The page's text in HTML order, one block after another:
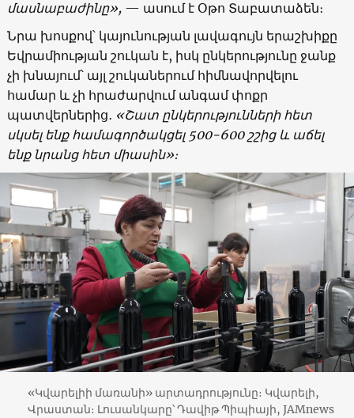
մասնաբաժինը»,— ասում է Օթո Տաբատաձեն։
Նրա խոսքով՝ կայունության լավագույն երաշխիքը
Եվրամիության շուկան է, իսկ ընկերությունը ջանք
չի խնայում՝ այլ շուկաներում հիմնավորվելու
համար և չի հրաժարվում անգամ փոքր
պատվերներից․ «Շատ ընկերությունների հետ
սկսել ենք համագործակցել 500-600շշից և աճել
ենք նրանց հետ միասին»։
«Կվարելիի մառանի» արտադրությունը։ Կվարելի,
Վրաստան։ Լուսանկարը՝ Դավիթ Պիպիայի, JAMnews